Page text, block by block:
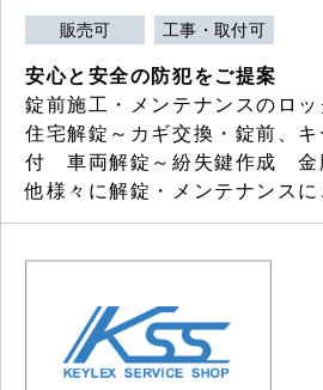
販売可 工事・取付可
安心と安全の防犯をご提案
錠前施工・メンテナンスのロッ
住宅解錠～カギ交換・錠前、
付 車両解錠～紛失鍵作成 金
他様々に解錠・メンテナンスに